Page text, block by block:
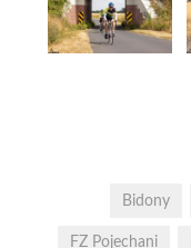
Bidony
FZ Pojechani